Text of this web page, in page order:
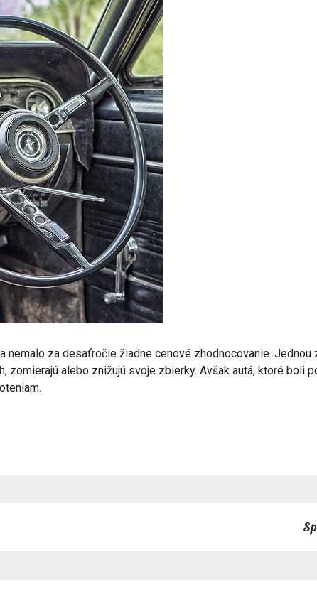
nemalo za desaťročie žiadne cenové zhodnocovanie.
alebo znižujú svoje zbierky. Avšak autá, ktoré boli